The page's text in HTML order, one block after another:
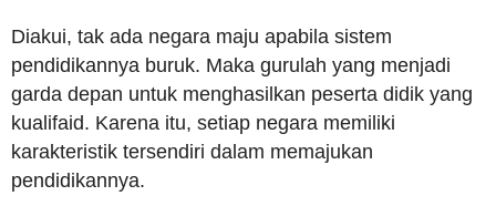
Diakui, tak ada negara maju apabila sistem
pendidikannya buruk. Maka gurulah yang menjadi
garda depan untuk menghasilkan peserta didik yang
kualifaid. Karena itu, setiap negara memiliki
karakteristik tersendiri dalam memajukan
pendidikannya.